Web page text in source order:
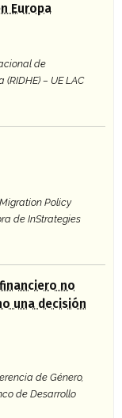
Europa
de
– UE LAC
Policy
de InStrategies
no
una decisión
de Género,
de Desarrollo